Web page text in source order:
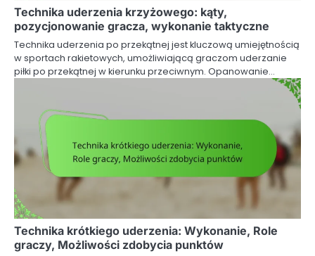
Technika uderzenia krzyżowego: kąty,
pozycjonowanie gracza, wykonanie taktyczne
Technika uderzenia po przekątnej jest kluczową umiejętnością
w sportach rakietowych, umożliwiającą graczom uderzanie
piłki po przekątnej w kierunku przeciwnym. Opanowanie…
Technika krótkiego uderzenia: Wykonanie, Role
graczy, Możliwości zdobycia punktów